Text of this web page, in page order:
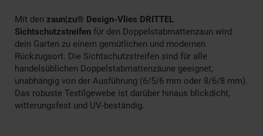
Mit den zaun|zu® Design-Vlies DRITTEL
Sichtschutzstreifen für den Doppelstabmattenzaun wird
dein Garten zu einem gemütlichen und modernen
Rückzugsort. Die Sichtschutzstreifen sind für alle
handelsüblichen Doppelstabmattenzäune geeignet,
unabhängig von der Ausführung (6/5/6 mm oder 8/6/8 mm).
Das robuste Textilgewebe ist darüber hinaus blickdicht,
witterungsfest und UV-beständig.